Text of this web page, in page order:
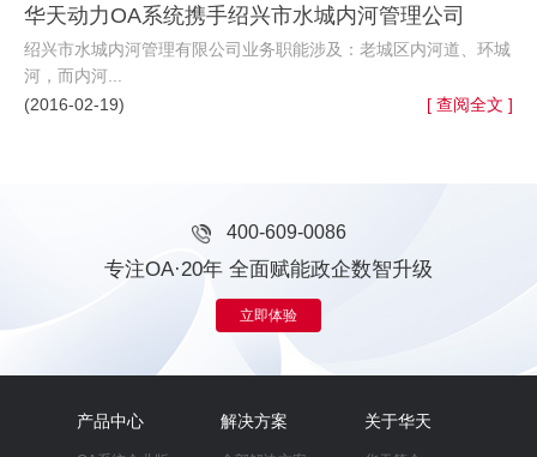
华天动力OA系统携手绍兴市水城内河管理公司
绍兴市水城内河管理有限公司业务职能涉及：老城区内河道、环城
河，而内河...
(2016-02-19)
[ 查阅全文 ]
400-609-0086
专注OA·20年 全面赋能政企数智升级
立即体验
产品中心 解决方案 关于华天